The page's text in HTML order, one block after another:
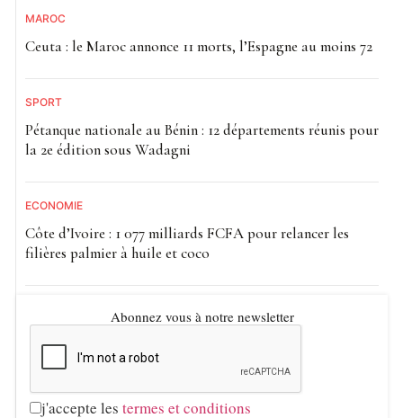
MAROC
Ceuta : le Maroc annonce 11 morts, l’Espagne au moins 72
SPORT
Pétanque nationale au Bénin : 12 départements réunis pour
la 2e édition sous Wadagni
ECONOMIE
Côte d’Ivoire : 1 077 milliards FCFA pour relancer les
filières palmier à huile et coco
Abonnez vous à notre newsletter
j'accepte les termes et conditions